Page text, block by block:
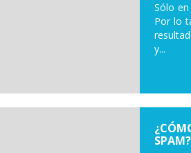
Sólo
Por lo
y...
SPAM?